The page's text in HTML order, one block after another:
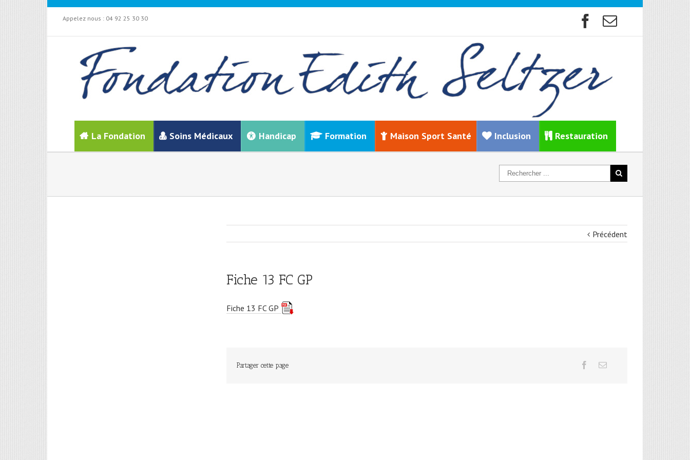
Appelez nous : 04 92 25 30 30
La Fondation Soins Médicaux Handicap Formation Maison Sport Santé Inclusion Restauration
Précédent
Fiche 13 FC GP
Fiche 13 FC GP
Partager cette page